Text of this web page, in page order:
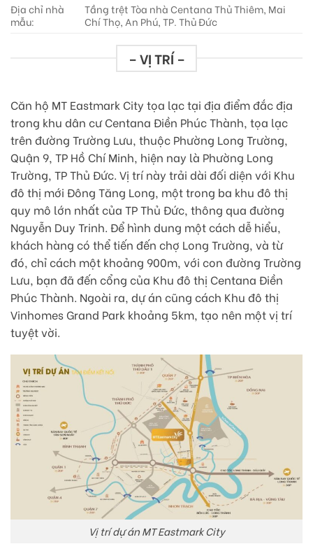
Địa chỉ nhà
mẫu:
Tầng trệt Tòa nhà Centana Thủ Thiêm, Mai
Chí Thọ, An Phú, TP. Thủ Đức
– VỊ TRÍ –
Căn hộ MT Eastmark City tọa lạc tại địa điểm đắc địa
trong khu dân cư Centana Điền Phúc Thành, tọa lạc
trên đường Trường Lưu, thuộc Phường Long Trường,
Quận 9, TP Hồ Chí Minh, hiện nay là Phường Long
Trường, TP Thủ Đức. Vị trí này trải dài đối diện với Khu
đô thị mới Đông Tăng Long, một trong ba khu đô thị
quy mô lớn nhất của TP Thủ Đức, thông qua đường
Nguyễn Duy Trinh. Để hình dung một cách dễ hiểu,
khách hàng có thể tiến đến chợ Long Trường, và từ
đó, chỉ cách một khoảng 900m, với con đường Trường
Lưu, bạn đã đến cổng của Khu đô thị Centana Điền
Phúc Thành. Ngoài ra, dự án cũng cách Khu đô thị
Vinhomes Grand Park khoảng 5km, tạo nên một vị trí
tuyệt vời.
Vị trí dự án MT Eastmark City